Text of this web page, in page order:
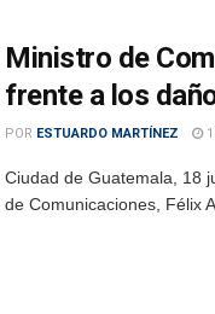
Ministro de
frente a los
POR ESTUARDO MARTÍNEZ
Ciudad de Guatemala, 18
de Comunicaciones, Félix